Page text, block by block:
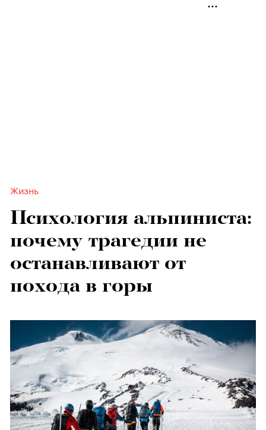
Жизнь
Психология альпиниста:
почему трагедии не
останавливают от
похода в горы